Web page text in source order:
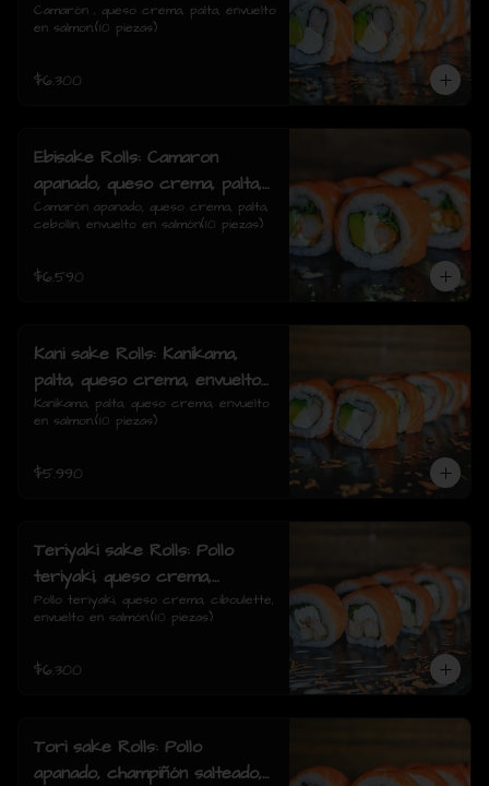
en salmon.
Camarón , queso crema, palta, envuelto
en salmon.(10 piezas)
$6.300
Ebisake Rolls: Camaron
apanado, queso crema, palta,
cebollin, envuelto en salmon
Camarón apanado, queso crema, palta,
cebollín, envuelto en salmón(10 piezas)
$6.590
Kani sake Rolls: Kanikama,
palta, queso crema, envuelto
en salmon.
Kanikama, palta, queso crema, envuelto
en salmon.(10 piezas)
$5.990
Teriyaki sake Rolls: Pollo
teriyaki, queso crema,
ciboulette, envuelto en
salmón.
Pollo teriyaki, queso crema, ciboulette,
envuelto en salmón.(10 piezas)
$6.300
Tori sake Rolls: Pollo
apanado, champiñón salteado,